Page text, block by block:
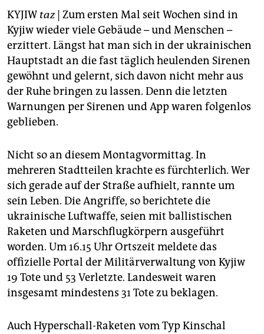
epaper login
KYJIW taz| Zum ersten Mal seit Wochen sind in
Kyjiw wieder viele Gebäude – und Menschen –
erzittert. Längst hat man sich in der ukrainischen
Hauptstadt an die fast täglich heulenden Sirenen
gewöhnt und gelernt, sich davon nicht mehr aus
der Ruhe bringen zu lassen. Denn die letzten
Warnungen per Sirenen und App waren folgenlos
geblieben.
Nicht so an diesem Montagvormittag. In
mehreren Stadtteilen krachte es fürchterlich. Wer
sich gerade auf der Straße aufhielt, rannte um
sein Leben. Die Angriffe, so berichtete die
ukrainische Luftwaffe, seien mit ballistischen
Raketen und Marschflugkörpern ausgeführt
worden. Um 16.15 Uhr Ortszeit meldete das
offizielle Portal der Militärverwaltung von Kyjiw
19 Tote und 53 Verletzte. Landesweit waren
insgesamt mindestens 31 Tote zu beklagen.
Auch Hyperschall-Raketen vom Typ Kinschal